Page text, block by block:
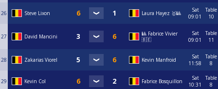
26 Steve Lixon Laura Hayez 🥇🎱
Sat
09:01
Table
10
27 David Mancini
🎱 Fabrice Vivier
🇧🇪
Sat
09:01
Table
11
28 Zakarias Viorel Kevin Manfroid
Sat
11:58
Table
8
29 Kevin Col Fabrice Bosquillon
Sat
10:31
Table
8